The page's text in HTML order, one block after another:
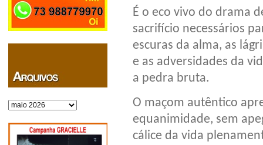
Arquivos
É o eco vivo do drama
sacrifício necessários
escuras da alma, as
e as adversidades da
a pedra bruta.
O maçom autêntico
equanimidade, sem
cálice da vida